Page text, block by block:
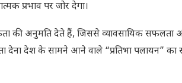
प्रभाव पर जोर देगा।
की अनुमति देते हैं, जिससे व्यावसायिक सफलता
देना देश के सामने आने वाले “प्रतिभा पलायन”